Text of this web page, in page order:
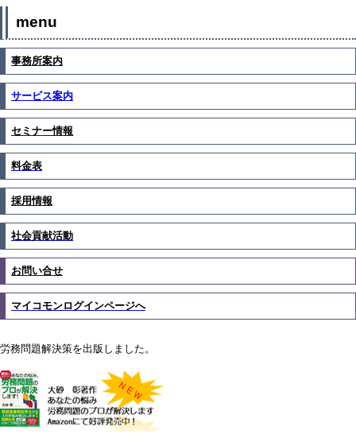
menu
事務所案内
サービス案内
セミナー情報
料金表
採用情報
社会貢献活動
お問い合せ
マイコモンログインページへ
労務問題解決策を出版しました。